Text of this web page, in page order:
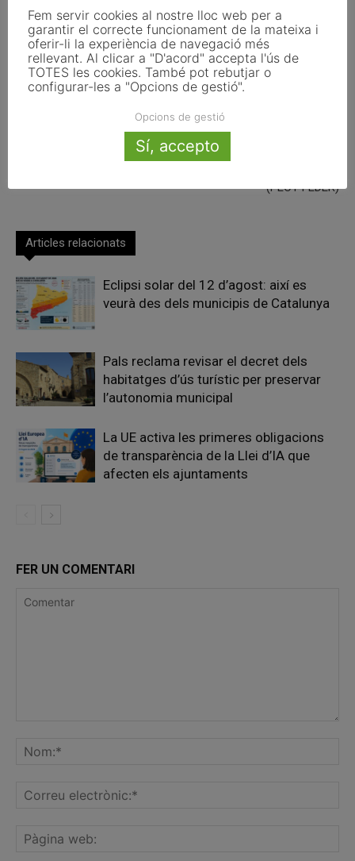
Article anterior
l’acord per la B-40 a canvi de
per dur a terme en el marc de
permanent que integrarà el
(PECT-FEDER)
Articles relacionats
Eclipsi solar del 12 d’agost: així es
veurà des dels municipis de Catalunya
Pals reclama revisar el decret dels
habitatges d’ús turístic per preservar
l’autonomia municipal
La UE activa les primeres obligacions
de transparència de la Llei d’IA que
afecten els ajuntaments
FER UN COMENTARI
Fem servir cookies al nostre lloc web per a
garantir el correcte funcionament de la mateixa i
oferir-li la experiència de navegació més
rellevant. Al clicar a "D'acord" accepta l'ús de
TOTES les cookies. També pot rebutjar o
configurar-les a "Opcions de gestió".
Opcions de gestió
Sí, accepto